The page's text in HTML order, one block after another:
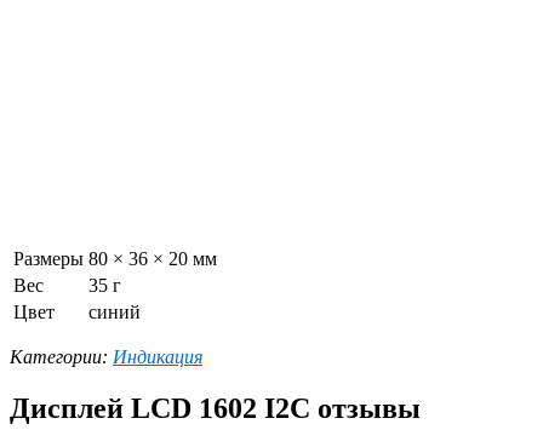
Размеры 80 × 36 × 20 мм
Вес
35 г
Цвет
синий
Категории: Индикация
Дисплей LCD 1602 I2C отзывы